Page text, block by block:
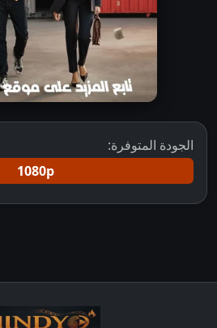
الجودة المتوفرة:
1080p